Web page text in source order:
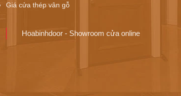
Giá cửa thép vân gỗ
Hoabinhdoor - Showroom cửa online